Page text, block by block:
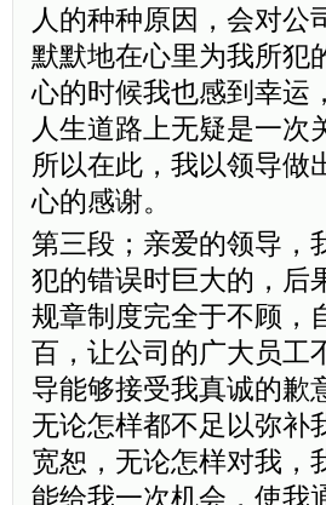
人的种种原因，会对公
默默地在心里为我所犯
心的时候我也感到幸运
人生道路上无疑是一次
所以在此，我以领导做
心的感谢。
第三段；亲爱的领导，
犯的错误时巨大的，后
规章制度完全于不顾，
百，让公司的广大员工
导能够接受我真诚的歉
无论怎样都不足以弥补
宽恕，无论怎样对我，
能给我一次机会，使我